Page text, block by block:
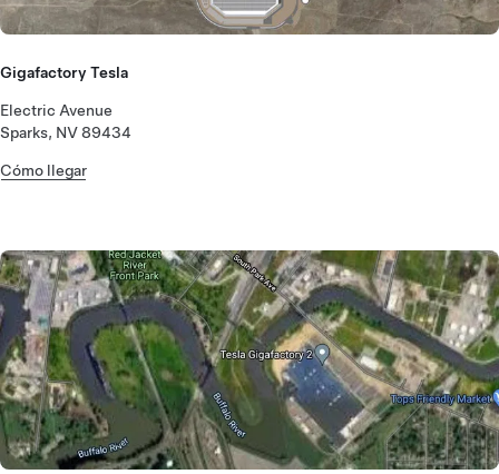
Gigafactory Tesla
Electric Avenue
Sparks, NV 89434
Cómo llegar